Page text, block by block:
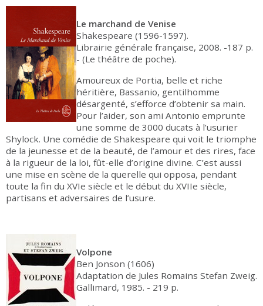
Le marchand de Venise
Shakespeare (1596-1597).
Librairie générale française, 2008. -187 p.
- (Le théâtre de poche).
Amoureux de Portia, belle et riche
héritière, Bassanio, gentilhomme
désargenté, s’efforce d’obtenir sa main.
Pour l’aider, son ami Antonio emprunte
une somme de 3000 ducats à l’usurier
Shylock. Une comédie de Shakespeare qui voit le triomphe
de la jeunesse et de la beauté, de l’amour et des rires, face
à la rigueur de la loi, fût-elle d’origine divine. C’est aussi
une mise en scène de la querelle qui opposa, pendant
toute la fin du XVIe siècle et le début du XVIIe siècle,
partisans et adversaires de l’usure.
Volpone
Ben Jonson (1606)
Adaptation de Jules Romains Stefan Zweig.
Gallimard, 1985. - 219 p.